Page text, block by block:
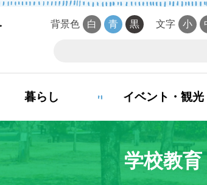
夜間・休日診療案内
背景色 白 青 黒 文字 小
暮らし イベント・観光
学校教育